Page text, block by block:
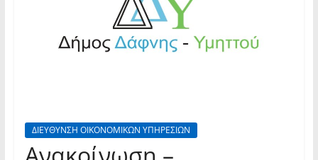
ΔΙΕΥΘΥΝΣΗ ΟΙΚΟΝΟΜΙΚΩΝ ΥΠΗΡΕΣΙΩΝ